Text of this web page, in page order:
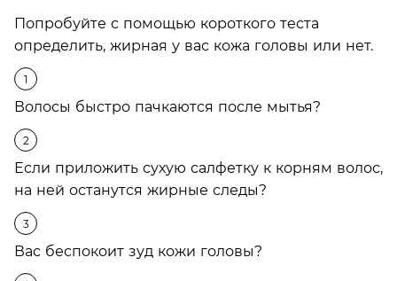
Попробуйте с помощью короткого теста
определить, жирная у вас кожа головы или нет.
Волосы быстро пачкаются после мытья?
Если приложить сухую салфетку к корням волос,
на ней останутся жирные следы?
Вас беспокоит зуд кожи головы?